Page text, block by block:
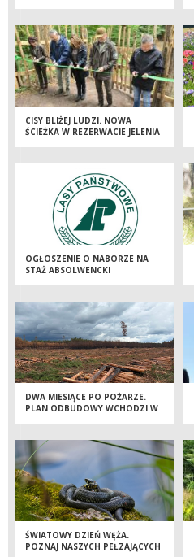
CISY BLIŻEJ LUDZI. NOWA
ŚCIEŻKA W REZERWACIE JELENIA
OGŁOSZENIE O NABORZE NA
STAŻ ABSOLWENCKI
DWA MIESIĄCE PO POŻARZE.
PLAN ODBUDOWY WCHODZI W
ŚWIATOWY DZIEŃ WĘŻA.
POZNAJ NASZYCH PEŁZAJĄCYCH